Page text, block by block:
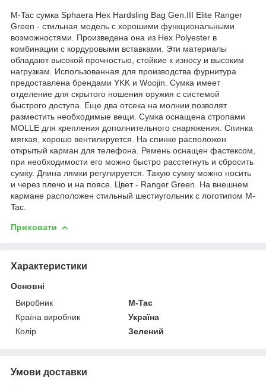
M-Tac сумка Sphaera Hex Hardsling Bag Gen.III Elite Ranger
Green - стильная модель с хорошими функциональными
возможностями. Произведена она из Hex Polyester в
комбинации с кордуровыми вставками. Эти материалы
обладают высокой прочностью, стойкие к износу и высоким
нагрузкам. Использованная для производства фурнитура
предоставлена брендами YKK и Woojin. Сумка имеет
отделение для скрытого ношения оружия с системой
быстрого доступа. Еще два отсека на молнии позволят
разместить необходимые вещи. Сумка оснащена стропами
MOLLE для крепления дополнительного снаряжения. Спинка
мягкая, хорошо вентилируется. На спинке расположен
открытый карман для телефона. Ремень оснащен фастексом,
при необходимости его можно быстро расстегнуть и сбросить
сумку. Длина лямки регулируется. Такую сумку можно носить
и через плечо и на поясе. Цвет - Ranger Green. На внешнем
кармане расположен стильный шестиугольник с логотипом M-
Tac.
Приховати
Характеристики
Основні
Виробник
M-Tac
Країна виробник
Україна
Колір
Зелений
Умови доставки